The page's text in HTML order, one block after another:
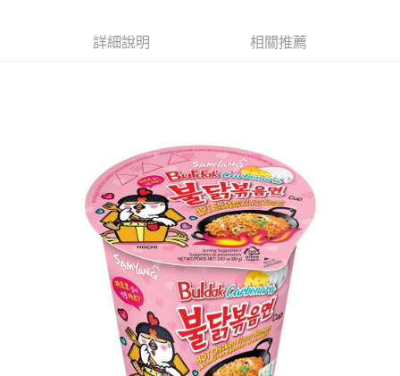
２．關於個人資料處理事宜，請瀏覽以下網址：
請求用戶進行身份認證。
５．嚴禁一人註冊多個帳號或使用他人資訊註冊。若發現惡意使用之情形，
恩沛科技股份有限公司將有權停止該用戶之使用額度並採取法律行動。
每筆NT$65，滿NT$490(含以上)免運費
付款後寶雅門市自取(由倉庫統一出貨)
每筆NT$80，滿NT$290(含以上)免運費
詳細說明 相關推薦